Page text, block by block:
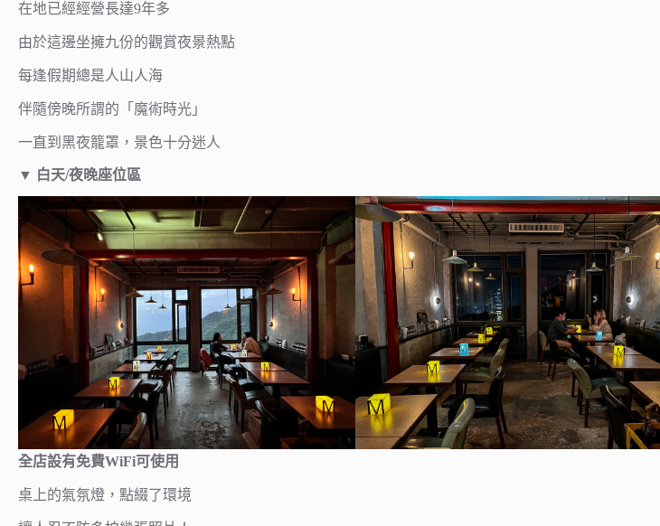
在地已經經營長達9年多
由於這邊坐擁九份的觀賞夜景熱點
每逢假期總是人山人海
伴隨傍晚所謂的「魔術時光」
一直到黑夜籠罩，景色十分迷人
▼ 白天/夜晚座位區
全店設有免費WiFi可使用
桌上的氣氛燈，點綴了環境